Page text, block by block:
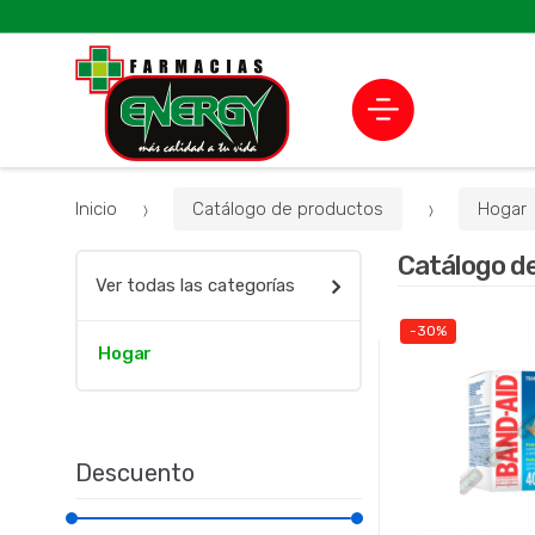
Inicio Catálogo de productos Hogar
Catálogo
-30%
Ver todas las categorías
Hogar
Descuento